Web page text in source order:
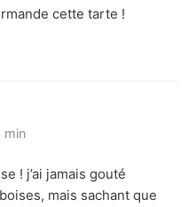
cette tarte !
min
! j’ai jamais gouté
mais sachant que